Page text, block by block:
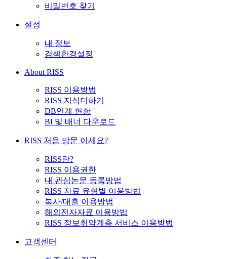
비밀번호 찾기
설정
내 정보
검색환경설정
About RISS
RISS 이용방법
RISS 지식더하기
DB연계 현황
BI 및 배너 다운로드
RISS 처음 방문 이세요?
RISS란?
RISS 이용권한
내 관심논문 등록방법
RISS 자료 유형별 이용방법
복사/대출 이용방법
해외전자자료 이용방법
RISS 정보취약계층 서비스 이용방법
고객센터